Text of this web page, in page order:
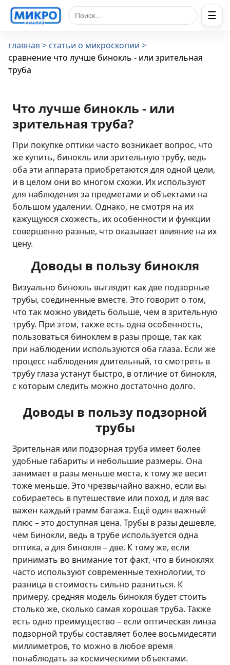
Поиск по сайту ☰
главная
статьи о микроскопии
сравнение что лучше бинокль - или зрительная
труба
Что лучше бинокль - или
зрительная труба?
При покупке оптики часто возникает вопрос, что
же купить, бинокль или зрительную трубу, ведь
оба эти аппарата приобретаются для одной цели,
и в целом они во многом схожи. Их используют
для наблюдения за предметами и объектами на
большом удалении. Однако, не смотря на их
кажущуюся схожесть, их особенности и функции
совершенно разные, что оказывает влияние на их
цену.
Доводы в пользу бинокля
Визуально бинокль выглядит как две подзорные
трубы, соединенные вместе. Это говорит о том,
что так можно увидеть больше, чем в зрительную
трубу. При этом, также есть одна особенность,
пользоваться биноклем в разы проще, так как
при наблюдении используются оба глаза. Если же
процесс наблюдения длительный, то смотреть в
трубу глаза устанут быстро, в отличие от бинокля,
с которым следить можно достаточно долго.
Доводы в пользу подзорной
трубы
Зрительная или подзорная труба имеет более
удобные габариты и небольшие размеры. Она
занимает в разы меньше места, к тому же весит
тоже меньше. Это чрезвычайно важно, если вы
собираетесь в путешествие или поход, и для вас
важен каждый грамм багажа. Ещё один важный
плюс – это доступная цена. Трубы в разы дешевле,
чем бинокли, ведь в трубе используется одна
оптика, а для бинокля – две. К тому же, если
принимать во внимание тот факт, что в биноклях
часто используют современные технологии, то
разница в стоимость сильно разниться. К
примеру, средняя модель бинокля будет стоить
столько же, сколько самая хорошая труба. Также
есть одно преимущество – если оптическая линза
подзорной трубы составляет более восьмидесяти
миллиметров, то можно в любое время
понаблюдать за космическими объектами.